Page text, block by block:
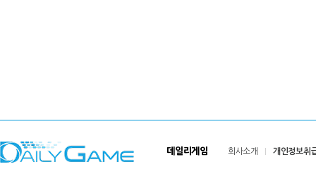
데일리게임 회사소개 개인정보취